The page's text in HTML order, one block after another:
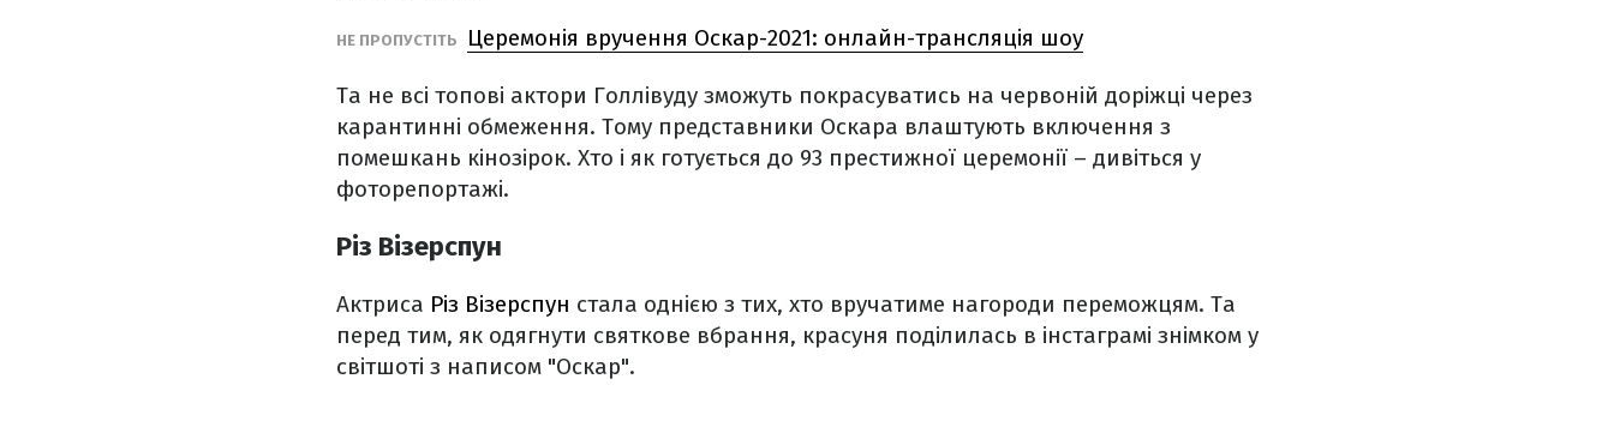
НЕ ПРОПУСТІТЬ Церемонія вручення Оскар-2021: онлайн-трансляція шоу
Та не всі топові актори Голлівуду зможуть покрасуватись на червоній доріжці через
карантинні обмеження. Тому представники Оскара влаштують включення з
помешкань кінозірок. Хто і як готується до 93 престижної церемонії – дивіться у
фоторепортажі.
Різ Візерспун
Актриса Різ Візерспун стала однією з тих, хто вручатиме нагороди переможцям. Та
перед тим, як одягнути святкове вбрання, красуня поділилась в інстаграмі знімком у
світшоті з написом "Оскар".